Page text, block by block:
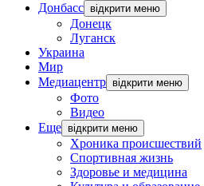
Донбасс відкрити меню
Донецк
Луганск
Украина
Мир
Медиацентр відкрити меню
Фото
Видео
Еще відкрити меню
Хроника происшествий
Спортивная жизнь
Здоровье и медицина